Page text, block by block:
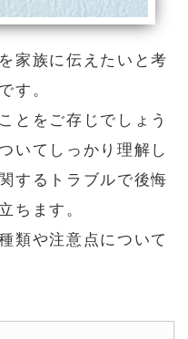
家族に伝えたいと考
す。
とをご存じでしょう
いてしっかり理解し
するトラブルで後悔
ちます。
類や注意点について